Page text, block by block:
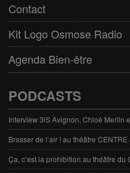
Contact
Kit Logo Osmose Radio
Agenda Bien-être
PODCASTS
Interview 3iS Avignon, Chloé Merlin
Brasser de l’air ! au théâtre
Ça, c’est la prohibition au théâtre